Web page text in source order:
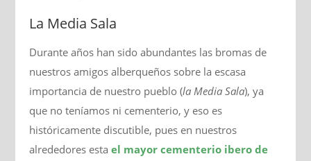
La Media Sala
Durante años han sido abundantes las bromas de
nuestros amigos alberqueños sobre la escasa
importancia de nuestro pueblo (la Media Sala), ya
que no teníamos ni cementerio, y eso es
históricamente discutible, pues en nuestros
alrededores estael mayor cementerio ibero de